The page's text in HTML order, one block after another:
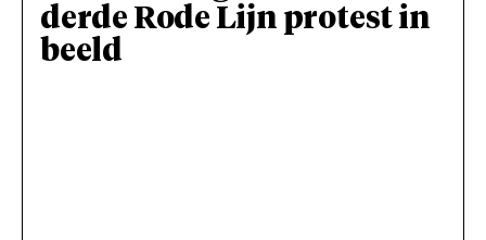
derde Rode Lijn protest in
beeld